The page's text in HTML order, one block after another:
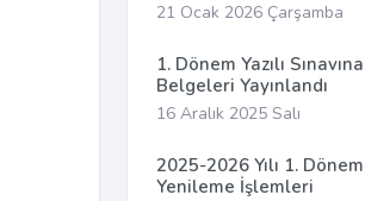
21 Ocak 2026 Çarşamba
1. Dönem Yazılı
Belgeleri Yayınlandı
16 Aralık 2025 Salı
2025-2026 Yılı 1.
Yenileme İşlemleri